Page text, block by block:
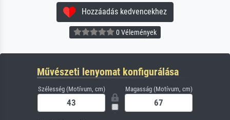
Hozzáadás kedvencekhez
0 Vélemények
Művészeti lenyomat konfigurálása
Szélesség (Motívum, cm) Magasság (Motívum, cm)